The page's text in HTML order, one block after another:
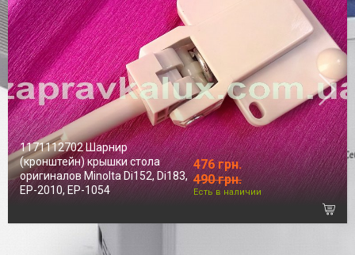
1171112702 Шарнир
(кронштейн) крышки стола
оригиналов Minolta Di152, Di183,
EP-2010, EP-1054
476 грн.
490 грн.
Есть в наличии